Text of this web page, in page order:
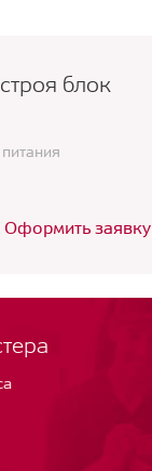
блок
Оформить заявку